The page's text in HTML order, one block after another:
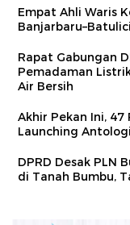
Empat Ahli Waris
Rapat Gabungan
Pemadaman
Air Bersih
Akhir Pekan Ini, 47
Launching
DPRD Desak PLN
di Tanah Bumbu,